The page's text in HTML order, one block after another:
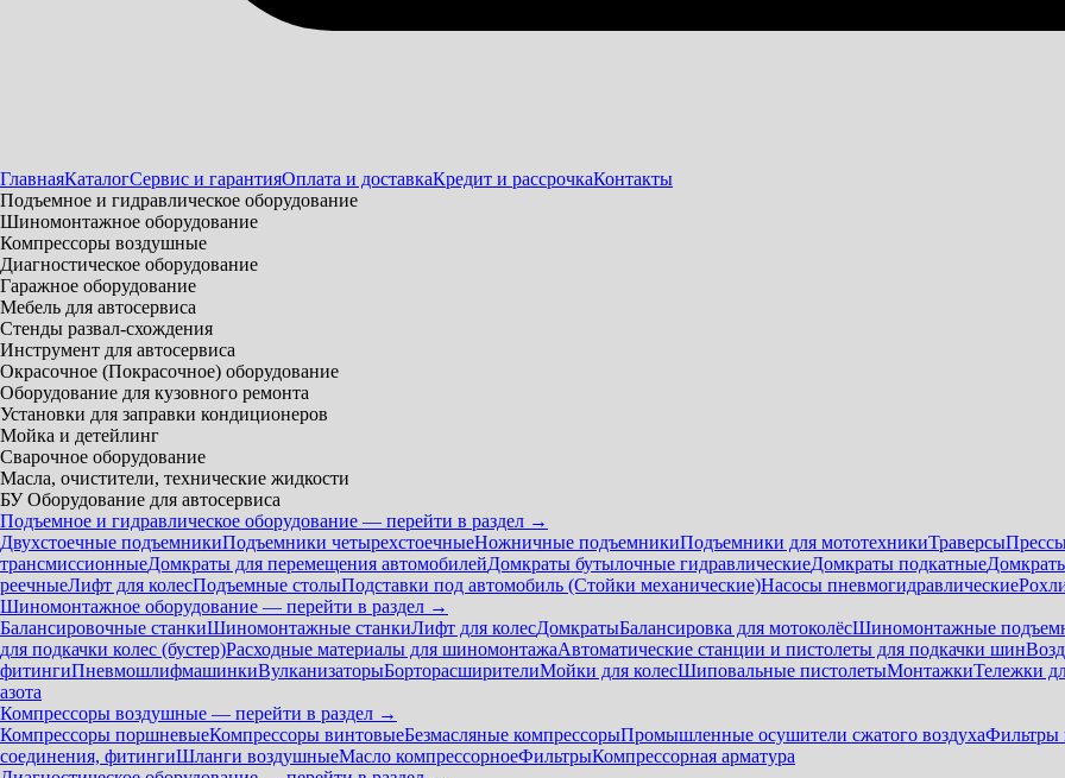
ГлавнаяКаталогСервис и гарантияОплата и доставкаКредит и рассрочкаКонтакты
Подъемное и гидравлическое оборудование
Шиномонтажное оборудование
Компрессоры воздушные
Диагностическое оборудование
Гаражное оборудование
Мебель для автосервиса
Стенды развал-схождения
Инструмент для автосервиса
Окрасочное (Покрасочное) оборудование
Оборудование для кузовного ремонта
Установки для заправки кондиционеров
Мойка и детейлинг
Сварочное оборудование
Масла, очистители, технические жидкости
БУ Оборудование для автосервиса
Подъемное и гидравлическое оборудование — перейти в раздел →
Двухстоечные подъемникиПодъемники четырехстоечныеНожничные подъемникиПодъемники для мототехникиТраверсы
трансмиссионныеДомкраты для перемещения автомобилейДомкраты бутылочные гидравлическиеДомкраты подкатные
реечныеЛифт для колесПодъемные столыПодставки под автомобиль (Стойки механические)Насосы пневмогидравлические
Шиномонтажное оборудование — перейти в раздел →
Балансировочные станкиШиномонтажные станкиЛифт для колесДомкратыБалансировка для мотоколёсШиномонтажные
для подкачки колес (бустер)Расходные материалы для шиномонтажаАвтоматические станции и пистолеты для подкачки шин
фитингиПневмошлифмашинкиВулканизаторыБорторасширителиМойки для колесШиповальные пистолетыМонтажкиТележки
азота
Компрессоры воздушные — перейти в раздел →
Компрессоры поршневыеКомпрессоры винтовыеБезмасляные компрессорыПромышленные осушители сжатого воздухаФильтры
соединения, фитингиШланги воздушныеМасло компрессорноеФильтрыКомпрессорная арматура